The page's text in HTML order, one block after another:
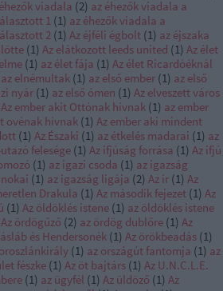
viadala (2) az éhezők viadala a
1 (1) az éhezők viadala a
2 (1) Az éjféli égbolt (1) az éjszaka
(1) Az elátkozott leeds united (1) Az élet
(1) az élet fája (1) Az élet Ricardóéknál
az elnémultak (1) az első ember (1) az első
nyár (1) az első ómen (1) Az elveszett város
Az ember akit Ottónak hívnak (1) az ember
ovénak hívnak (1) Az ember aki mindent
(1) Az Északi (1) az étkelés madarai (1) az
felesége (1) Az ifjúság forrása (1) Az ifjú
(1) az igazi csoda (1) az igazság
(1) az igazság ligája (2) Az ír (1) Az
Drakula (1) Az második fejezet (1) Az
(1) Az öldöklés istene (1) az öldöklés istene
Az ördögűző (2) az ördög dublőre (1) Az
és Hendersonék (1) Az örökbeadás (1)
(1) az országút fantomja (1) az
fészke (1) Az öt bajtárs (1) Az U.N.C.L.E.
(1) az ügyfél (1) Az üldöző (1) Az